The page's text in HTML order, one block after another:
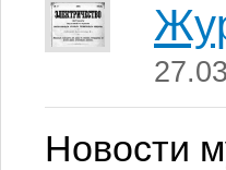
Новости